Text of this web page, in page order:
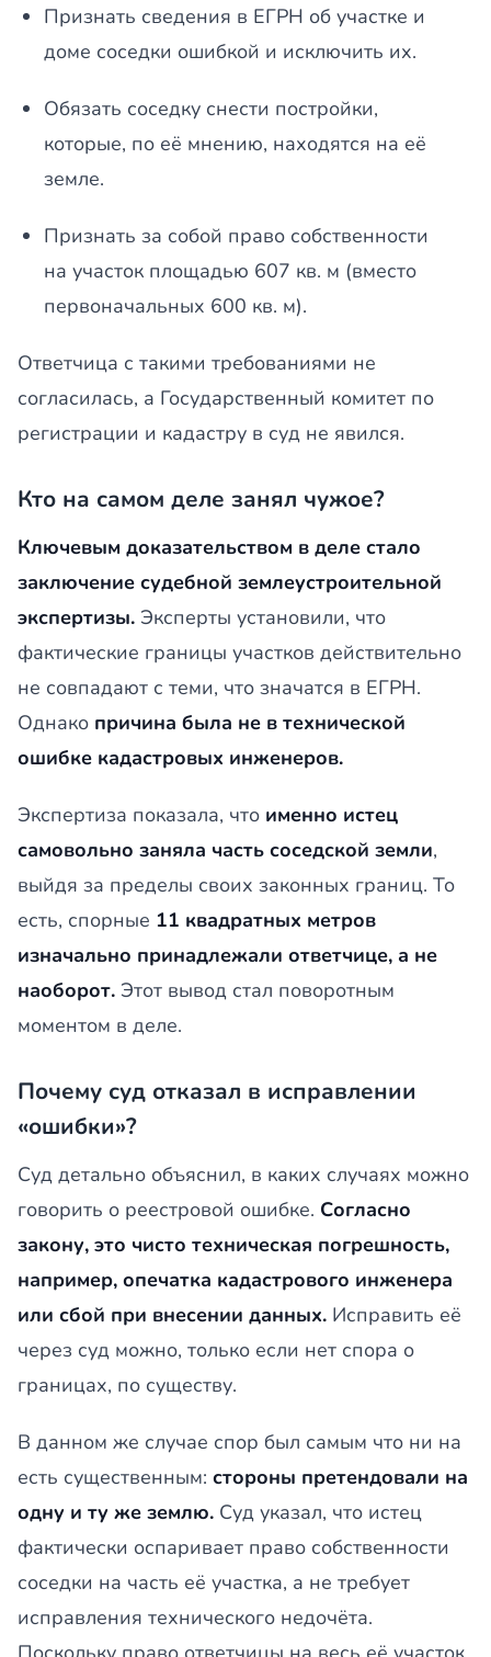
Признать сведения в ЕГРН об участке и
доме соседки ошибкой и исключить их.
Обязать соседку снести постройки,
которые, по её мнению, находятся на её
земле.
Признать за собой право собственности
на участок площадью 607 кв. м (вместо
первоначальных 600 кв. м).
Ответчица с такими требованиями не
согласилась, а Государственный комитет по
регистрации и кадастру в суд не явился.
Кто на самом деле занял чужое?
Ключевым доказательством в деле стало
заключение судебной землеустроительной
экспертизы. Эксперты установили, что
фактические границы участков действительно
не совпадают с теми, что значатся в ЕГРН.
Однако причина была не в технической
ошибке кадастровых инженеров.
Экспертиза показала, что именно истец
самовольно заняла часть соседской земли,
выйдя за пределы своих законных границ. То
есть, спорные 11 квадратных метров
изначально принадлежали ответчице, а не
наоборот. Этот вывод стал поворотным
моментом в деле.
Почему суд отказал в исправлении
«ошибки»?
Суд детально объяснил, в каких случаях можно
говорить о реестровой ошибке. Согласно
закону, это чисто техническая погрешность,
например, опечатка кадастрового инженера
или сбой при внесении данных. Исправить её
через суд можно, только если нет спора о
границах, по существу.
В данном же случае спор был самым что ни на
есть существенным: стороны претендовали на
одну и ту же землю. Суд указал, что истец
фактически оспаривает право собственности
соседки на часть её участка, а не требует
исправления технического недочёта.